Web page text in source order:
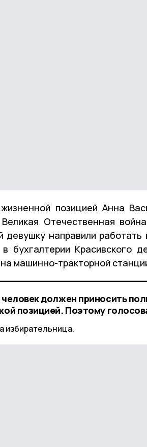
позицией Анна
Великая Отечественная
девушку направили
бухгалтерии Красивского
машинно-тракторной
должен приносить
позицией. Поэтому
избирательница.